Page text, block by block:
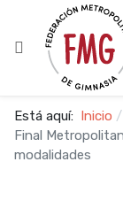
Está aquí: Inicio
Final
modalidades